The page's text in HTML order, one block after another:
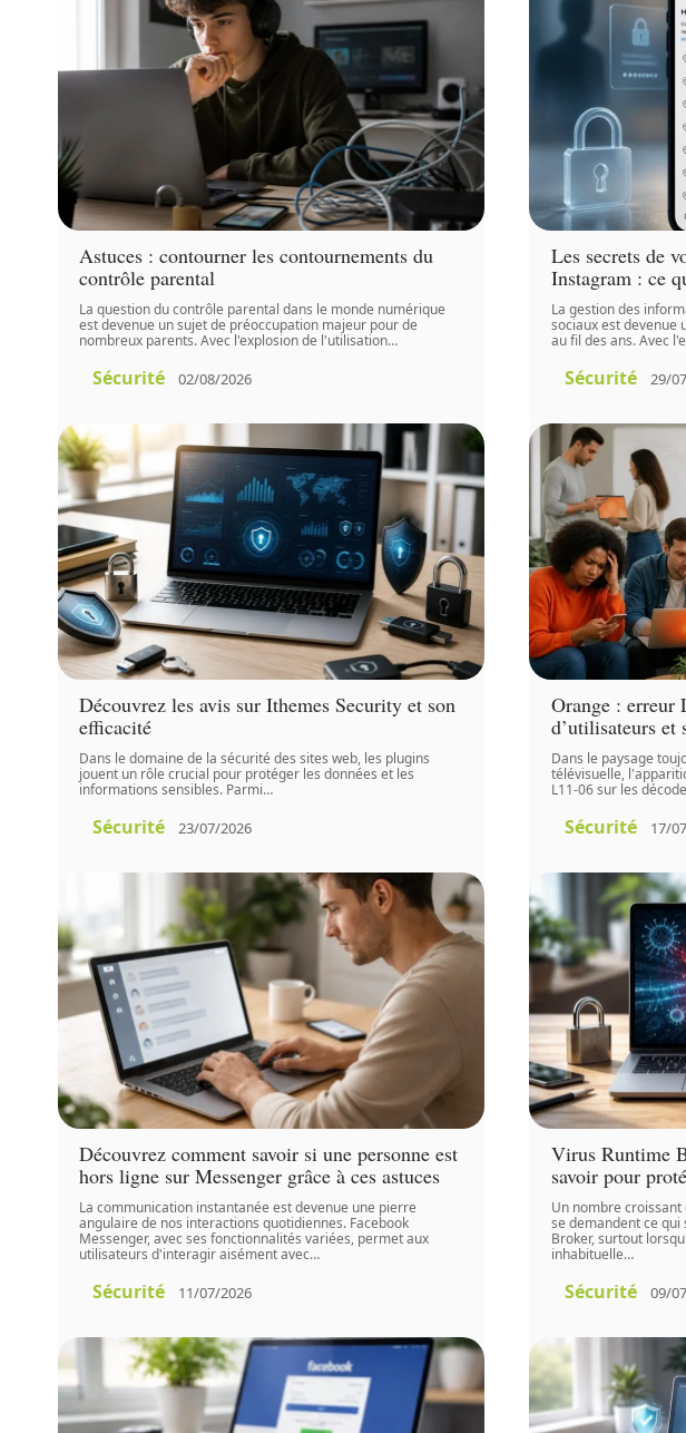
Astuces : contourner les contournements du
contrôle parental
La question du contrôle parental dans le monde numérique
est devenue un sujet de préoccupation majeur pour de
nombreux parents. Avec l'explosion de l'utilisation…
Sécurité 02/08/2026
Les secrets de
Instagram : ce
La gestion des
sociaux est devenue
au fil des ans. Avec
Sécurité 29/
Découvrez les avis sur Ithemes Security et son
efficacité
Dans le domaine de la sécurité des sites web, les plugins
jouent un rôle crucial pour protéger les données et les
informations sensibles. Parmi…
Sécurité 23/07/2026
Orange : erreur
d’utilisateurs et
Dans le paysage
télévisuelle,
L11-06 sur les
Sécurité 17/
Découvrez comment savoir si une personne est
hors ligne sur Messenger grâce à ces astuces
La communication instantanée est devenue une pierre
angulaire de nos interactions quotidiennes. Facebook
Messenger, avec ses fonctionnalités variées, permet aux
utilisateurs d'interagir aisément avec…
Sécurité 11/07/2026
Virus Runtime
savoir pour
Un nombre
se demandent ce qui
Broker, surtout
inhabituelle…
Sécurité 09/